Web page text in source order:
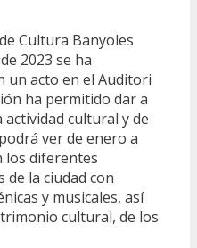
Cultura Banyoles
2023 se ha
un acto en el Auditori
ha permitido dar a
cultural y de
ver de enero a
los diferentes
la ciudad con
y musicales, así
cultural, de los